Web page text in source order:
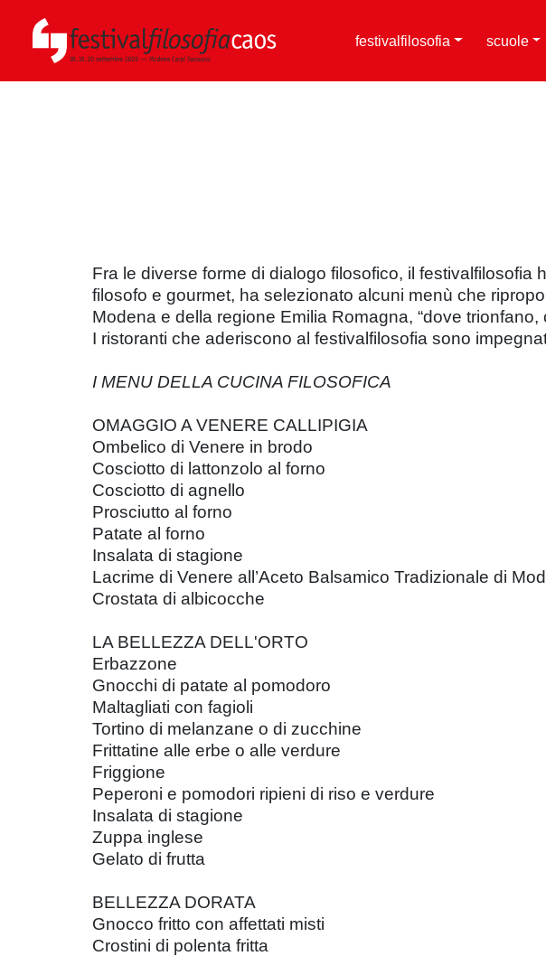
festivalfilosofia scuole
Fra le diverse forme di dialogo filosofico, il
filosofo e gourmet, ha selezionato alcuni menù che
Modena e della regione Emilia Romagna, “dove trionfano,
I ristoranti che aderiscono al festivalfilosofia sono
I MENU DELLA CUCINA FILOSOFICA
OMAGGIO A VENERE CALLIPIGIA
Ombelico di Venere in brodo
Cosciotto di lattonzolo al forno
Cosciotto di agnello
Prosciutto al forno
Patate al forno
Insalata di stagione
Lacrime di Venere all’Aceto Balsamico Tradizionale di
Crostata di albicocche
LA BELLEZZA DELL'ORTO
Erbazzone
Gnocchi di patate al pomodoro
Maltagliati con fagioli
Tortino di melanzane o di zucchine
Frittatine alle erbe o alle verdure
Friggione
Peperoni e pomodori ripieni di riso e verdure
Insalata di stagione
Zuppa inglese
Gelato di frutta
BELLEZZA DORATA
Gnocco fritto con affettati misti
Crostini di polenta fritta